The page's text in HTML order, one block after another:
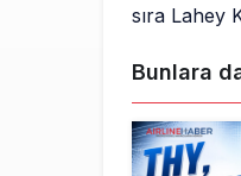
sıra Lahey
Bunlara